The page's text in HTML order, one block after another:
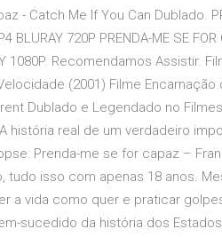
- Catch Me If You Can Dublado.
BLURAY 720P PRENDA-ME SE
1080P. Recomendamos Assistir.
(2001) Filme
Dublado e Legendado no
história real de um verdadeiro
Prenda-me se for capaz –
tudo isso com apenas 18 anos.
a vida como quer e praticar
sucedido da história dos